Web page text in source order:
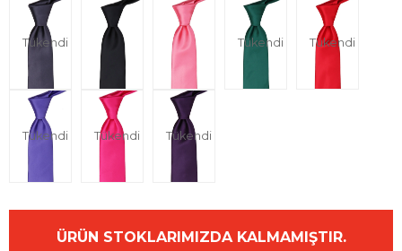
Tükendi Tükendi Tükendi
Tükendi Tükendi Tükendi
ÜRÜN STOKLARIMIZDA KALMAMIŞTIR.